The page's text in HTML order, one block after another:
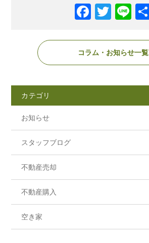
コラム・お知らせ一覧
カテゴリ
お知らせ
スタッフブログ
不動産売却
不動産購入
空き家